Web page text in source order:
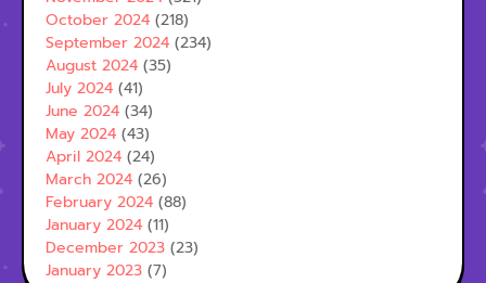
October 2024 (218)
September 2024 (234)
August 2024 (35)
July 2024 (41)
June 2024 (34)
May 2024 (43)
April 2024 (24)
March 2024 (26)
February 2024 (88)
January 2024 (11)
December 2023 (23)
January 2023 (7)